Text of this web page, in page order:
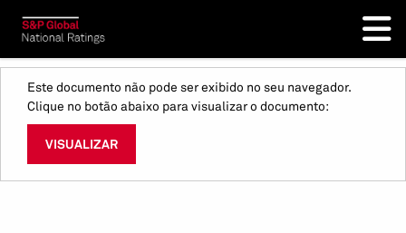
Este documento não pode ser exibido no seu navegador.
Clique no botão abaixo para visualizar o documento:
VISUALIZAR